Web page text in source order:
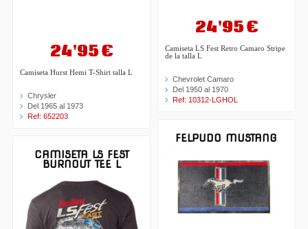
24'95 €
Camiseta Hurst Hemi T-Shirt talla L
Chrysler
Del 1965 al 1973
Ref: 652203
CAMISETA LS FEST
BURNOUT TEE L
24'95 €
Camiseta LS Fest Retro Camaro Stripe
de la talla L
Chevrolet Camaro
Del 1950 al 1970
Ref: 10312-LGHOL
FELPUDO MUSTANG